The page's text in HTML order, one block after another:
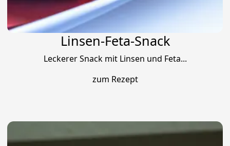
Linsen-Feta-Snack
Leckerer Snack mit Linsen und Feta...
zum Rezept